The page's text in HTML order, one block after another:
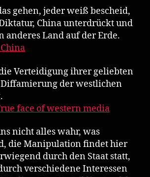
gehen, jeder weiß bescheid,
China unterdrückt und
Land auf der Erde.
Verteidigung ihrer geliebten
der westlichen
face of western media
nicht alles wahr, was
die Manipulation findet hier
durch den Staat statt,
verschiedene Interessen